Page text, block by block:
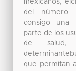
mexicanos,
del número
consigo una
parte de los
de
que permitan